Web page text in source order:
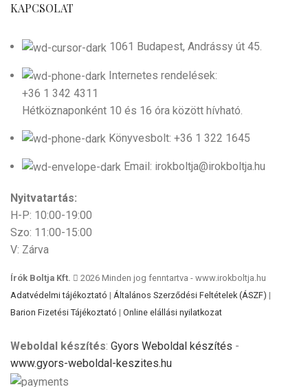
KAPCSOLAT
1061 Budapest, Andrássy út 45.
Internetes rendelések:
+36 1 342 4311
Hétköznaponként 10 és 16 óra között hívható.
Könyvesbolt: +36 1 322 1645
Email: irokboltja@irokboltja.hu
Nyitvatartás:
H-P: 10:00-19:00
Szo: 11:00-15:00
V: Zárva
Írók Boltja Kft.
2026 Minden jog fenntartva - www.irokboltja.hu
Adatvédelmi tájékoztató | Általános Szerződési Feltételek (ÁSZF) |
Barion Fizetési Tájékoztató | Online elállási nyilatkozat
Weboldal készítés: Gyors Weboldal készítés -
www.gyors-weboldal-keszites.hu